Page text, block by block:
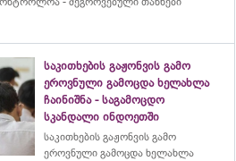
საკითხების გაჟონვის გამო
ეროვნული გამოცდა ხელახლა
ჩაინიშნა - საგამოცდო
სკანდალი ინდოეთში
საკითხების გაჟონვის გამო
ეროვნული გამოცდა ხელახლა